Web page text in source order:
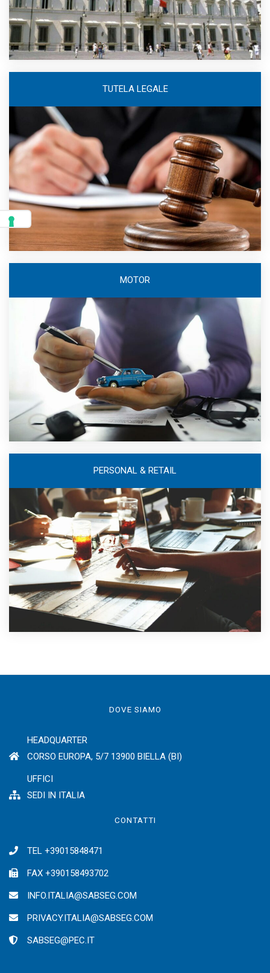
TUTELA LEGALE
MOTOR
PERSONAL & RETAIL
DOVE SIAMO
HEADQUARTER
CORSO EUROPA, 5/7 13900 BIELLA (BI)
UFFICI
SEDI IN ITALIA
CONTATTI
TEL +39015848471
FAX +390158493702
INFO.ITALIA@SABSEG.COM
PRIVACY.ITALIA@SABSEG.COM
SABSEG@PEC.IT